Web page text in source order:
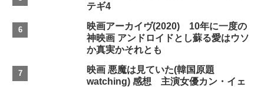
テギ4
映画アーカイヴ(2020) 10年に一度の
神映画 アンドロイドとし蘇る愛はウソ
か真実かそれとも
映画 悪魔は見ていた(韓国原題
watching) 感想 主演女優カン・イェ